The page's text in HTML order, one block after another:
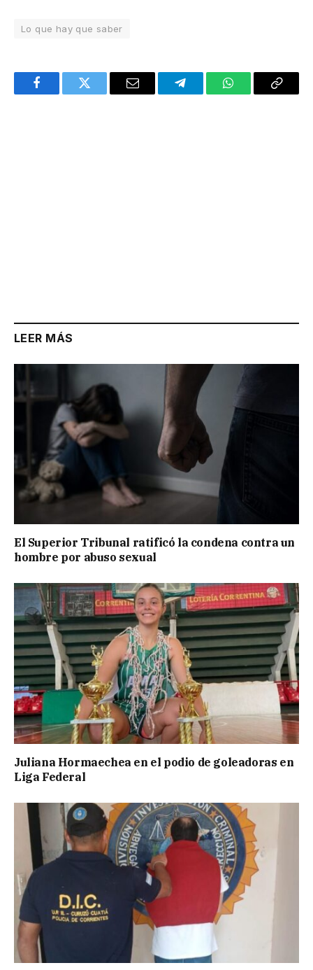
Lo que hay que saber
FacebookTwitter Email TelegramWhatsAppCopy
LEER MÁS
El Superior Tribunal ratificó la condena contra un
hombre por abuso sexual
Juliana Hormaechea en el podio de goleadoras en
Liga Federal